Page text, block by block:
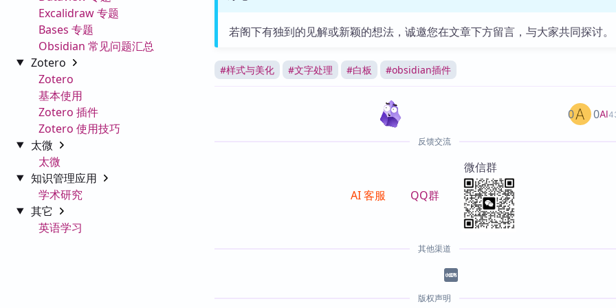
Excalidraw 专题
Bases 专题
Obsidian 常见问题汇总
Zotero
Zotero
基本使用
Zotero 插件
Zotero 使用技巧
太微
太微
知识管理应用
学术研究
其它
英语学习
若阁下有独到的见解或新颖的想法，诚邀您在文章下方留言，与大家共同探讨。
#样式与美化 #文字处理 #白板 #obsidian插件
AI
0 0
反馈交流
AI 客服 QQ群
微信群
其他渠道
版权声明